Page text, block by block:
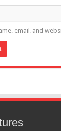
email, and